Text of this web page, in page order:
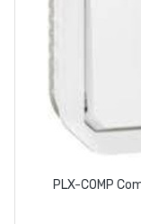
PLX-COMP